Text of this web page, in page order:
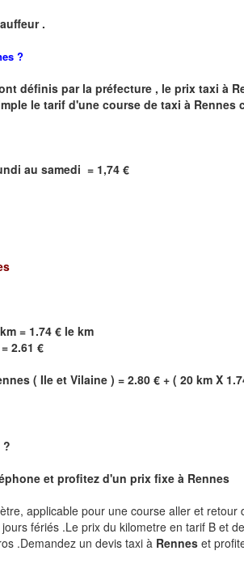
.
?
définis par la préfecture , le prix taxi à
le tarif d'une course de taxi à Rennes
au samedi = 1,74 €
= 1.74 € le km
2.61 €
( Ile et Vilaine ) = 2.80 € + ( 20 km X
?
et profitez d'un prix fixe à Rennes
applicable pour une course aller et retour
fériés .Le prix du kilometre en tarif B et
.Demandez un devis taxi à Rennes et